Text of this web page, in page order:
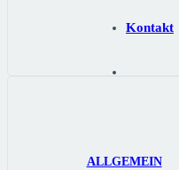
Kontakt
ALLGEMEIN